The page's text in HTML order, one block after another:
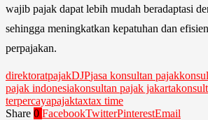
wajib pajak dapat lebih mudah beradaptasi
sehingga meningkatkan kepatuhan dan
perpajakan.
direktoratpajakDJPjasa konsultan pajak
pajak indonesiakonsultan pajak jakarta
terpercayapajaktaxtax time
Share 0 FacebookTwitterPinterestEmail